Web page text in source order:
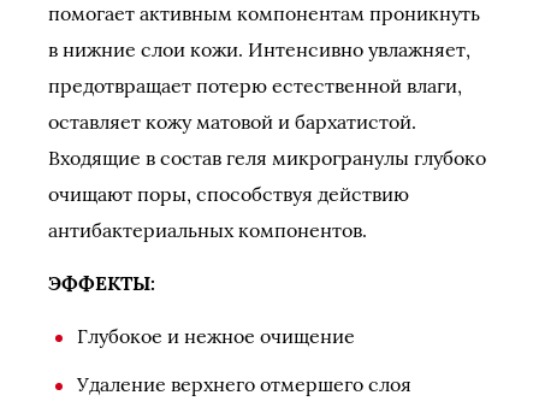
помогает активным компонентам проникнуть
в нижние слои кожи. Интенсивно увлажняет,
предотвращает потерю естественной влаги,
оставляет кожу матовой и бархатистой.
Входящие в состав геля микрогранулы глубоко
очищают поры, способствуя действию
антибактериальных компонентов.
ЭФФЕКТЫ:
Глубокое и нежное очищение
Удаление верхнего отмершего слоя